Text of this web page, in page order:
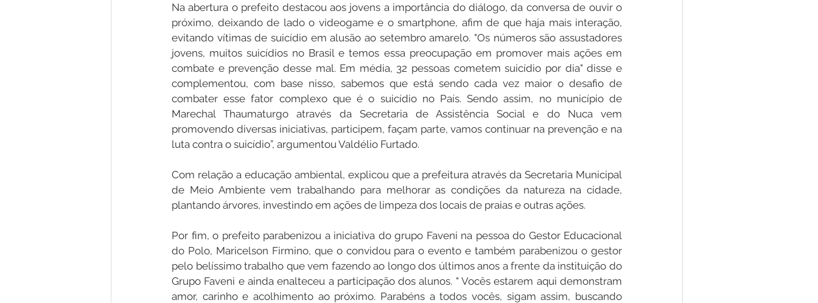
Na abertura o prefeito destacou aos jovens a importância do diálogo, da conversa de ouvir o
próximo, deixando de lado o videogame e o smartphone, afim de que haja mais interação,
evitando vítimas de suicídio em alusão ao setembro amarelo. "Os números são assustadores
jovens, muitos suicídios no Brasil e temos essa preocupação em promover mais ações em
combate e prevenção desse mal. Em média, 32 pessoas cometem suicídio por dia" disse e
complementou, com base nisso, sabemos que está sendo cada vez maior o desafio de
combater esse fator complexo que é o suicídio no País. Sendo assim, no município de
Marechal Thaumaturgo através da Secretaria de Assistência Social e do Nuca vem
promovendo diversas iniciativas, participem, façam parte, vamos continuar na prevenção e na
luta contra o suicídio”, argumentou Valdélio Furtado.
Com relação a educação ambiental, explicou que a prefeitura através da Secretaria Municipal
de Meio Ambiente vem trabalhando para melhorar as condições da natureza na cidade,
plantando árvores, investindo em ações de limpeza dos locais de praias e outras ações.
Por fim, o prefeito parabenizou a iniciativa do grupo Faveni na pessoa do Gestor Educacional
do Polo, Maricelson Firmino, que o convidou para o evento e também parabenizou o gestor
pelo belíssimo trabalho que vem fazendo ao longo dos últimos anos a frente da instituição do
Grupo Faveni e ainda enalteceu a participação dos alunos. " Vocês estarem aqui demonstram
amor, carinho e acolhimento ao próximo. Parabéns a todos vocês, sigam assim, buscando